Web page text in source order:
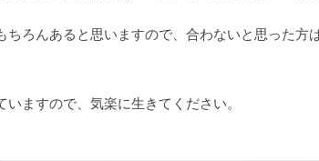
ろんあると思いますので、合わないと思った方
ますので、気楽に生きてください。